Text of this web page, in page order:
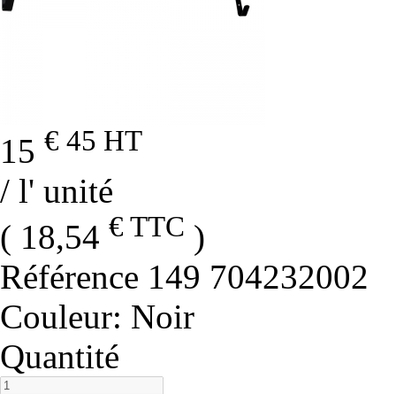
15 € 45 HT
/ l' unité
( 18,54 € TTC )
Référence 149 704232002
Couleur: Noir
Quantité